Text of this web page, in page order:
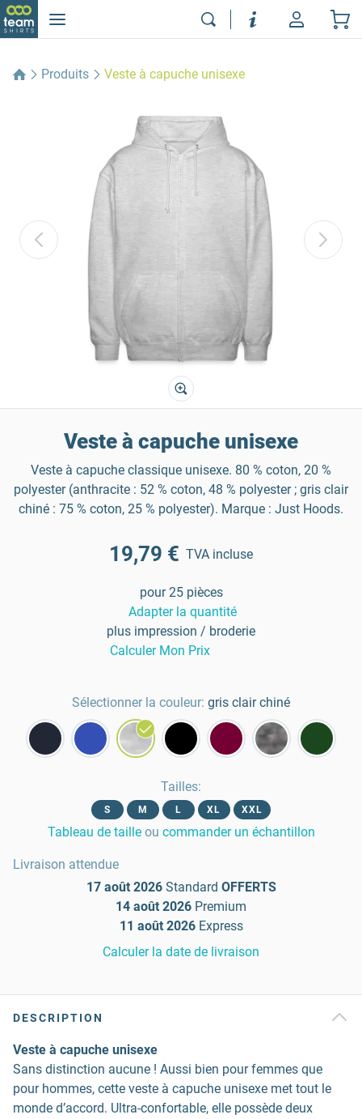
Produits Veste à capuche unisexe
Veste à capuche unisexe
Veste à capuche classique unisexe. 80 % coton, 20 %
polyester (anthracite : 52 % coton, 48 % polyester ; gris clair
chiné : 75 % coton, 25 % polyester). Marque : Just Hoods.
19,79 € TVA incluse
pour 25 pièces
Adapter la quantité
plus impression / broderie
Calculer Mon Prix
Sélectionner la couleur: gris clair chiné
Tailles:
S M L XL XXL
Tableau de taille ou commander un échantillon
Livraison attendue
17 août 2026 Standard OFFERTS
14 août 2026 Premium
11 août 2026 Express
Calculer la date de livraison
DESCRIPTION
Veste à capuche unisexe
Sans distinction aucune ! Aussi bien pour femmes que
pour hommes, cette veste à capuche unisexe met tout le
monde d’accord. Ultra-confortable, elle possède deux